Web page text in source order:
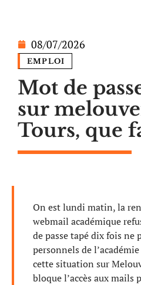
08/07/2026
EMPLOI
Mot de
sur
Tours, que
On est lundi matin, la
webmail académique
de passe tapé dix fois ne
personnels de
cette situation sur
bloque l’accès aux mails